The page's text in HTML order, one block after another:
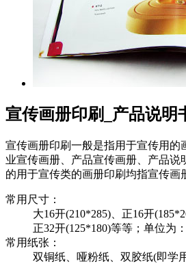
宣传画册印刷_产品说明
宣传画册印刷一般是指用于宣传用的
业宣传画册、产品宣传画册、产品说
的用于宣传类的画册印刷均指宣传画
常用尺寸：
大16开(210*285)、正16开
正32开(125*180)等等；单位为
常用纸张：
双铜纸、哑粉纸、双胶纸(即学